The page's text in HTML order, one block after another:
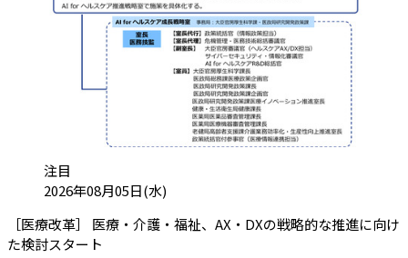
カテゴリ:
注目
投稿日:2026年08月05日(水)
［医療改革］ 医療・介護・福祉、AX・DXの戦略的な推進に向け
た検討スタート